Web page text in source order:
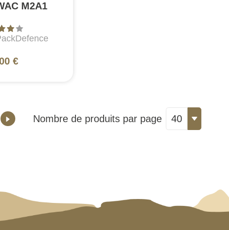
M2A1
€
Nombre de produits par page 40